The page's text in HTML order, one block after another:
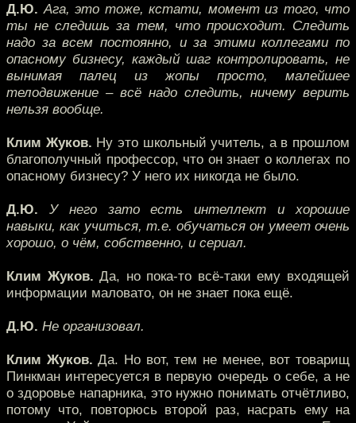
Д.Ю. Ага, это тоже, кстати, момент из того, что
ты не следишь за тем, что происходит. Следить
надо за всем постоянно, и за этими коллегами по
опасному бизнесу, каждый шаг контролировать, не
вынимая палец из жопы просто, малейшее
телодвижение – всё надо следить, ничему верить
нельзя вообще.
Клим Жуков. Ну это школьный учитель, а в прошлом
благополучный профессор, что он знает о коллегах по
опасному бизнесу? У него их никогда не было.
Д.Ю. У него зато есть интеллект и хорошие
навыки, как учиться, т.е. обучаться он умеет очень
хорошо, о чём, собственно, и сериал.
Клим Жуков. Да, но пока-то всё-таки ему входящей
информации маловато, он не знает пока ещё.
Д.Ю. Не организовал.
Клим Жуков. Да. Но вот, тем не менее, вот товарищ
Пинкман интересуется в первую очередь о себе, а не
о здоровье напарника, это нужно понимать отчётливо,
потому что, повторюсь второй раз, насрать ему на